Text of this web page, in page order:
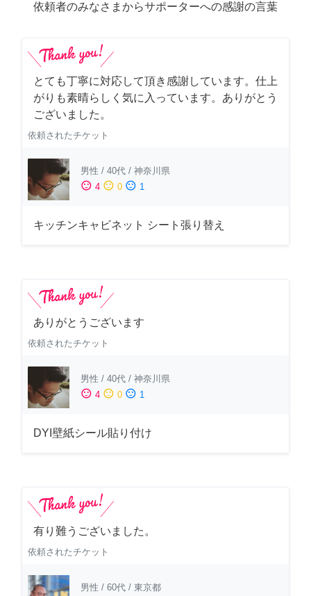
依頼者のみなさまからサポーターへの感謝の言葉
とても丁寧に対応して頂き感謝しています。仕上
がりも素晴らしく気に入っています。ありがとう
ございました。
依頼されたチケット
男性 / 40代 / 神奈川県
sentiment_satisfied 4 sentiment_neutral 0 sentiment_dissatisfied 1
キッチンキャビネット シート張り替え
ありがとうございます
依頼されたチケット
男性 / 40代 / 神奈川県
sentiment_satisfied 4 sentiment_neutral 0 sentiment_dissatisfied 1
DYI壁紙シール貼り付け
有り難うございました。
依頼されたチケット
男性 / 60代 / 東京都